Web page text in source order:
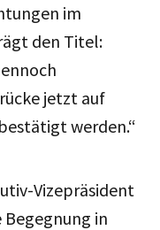
im
den Titel:
jetzt auf
werden.“
Vizepräsident
in